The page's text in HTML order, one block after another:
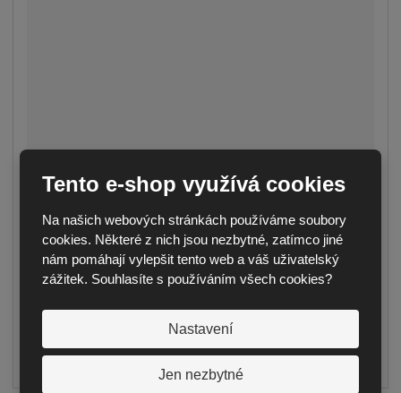
Tento e-shop využívá cookies
Na našich webových stránkách používáme soubory
cookies. Některé z nich jsou nezbytné, zatímco jiné
nám pomáhají vylepšit tento web a váš uživatelský
zážitek. Souhlasíte s používáním všech cookies?
Nastavení
Jen nezbytné
VAZNÍK PULTOVÝ – SKLON 7°
od1 793,52 Kč
1 482,25 Kč bez DPH
sklonem 7°, které si u nás můžete vybrat v ...